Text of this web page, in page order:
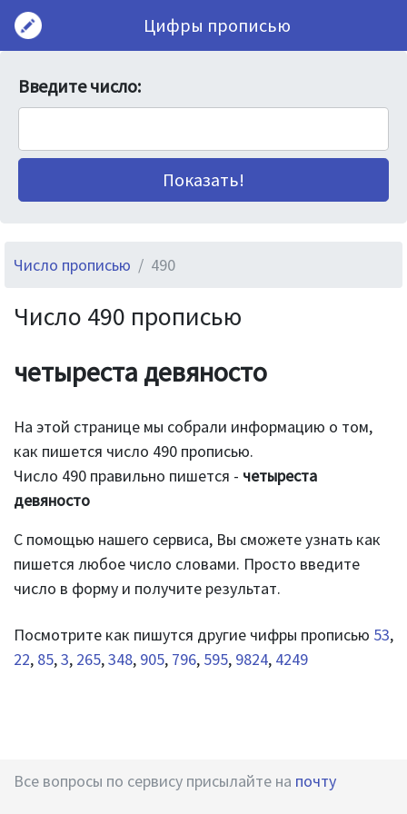
Цифры прописью
Введите число:
Число прописью 490
Число 490 прописью
четыреста девяносто
На этой странице мы собрали информацию о том,
как пишется число 490 прописью.
Число 490 правильно пишется - четыреста
девяносто
С помощью нашего сервиса, Вы сможете узнать как
пишется любое число словами. Просто введите
число в форму и получите результат.
Посмотрите как пишутся другие чифры прописью 53,
22, 85,3, 265,348, 905, 796, 595, 9824, 4249
Все вопросы по сервису присылайте на почту